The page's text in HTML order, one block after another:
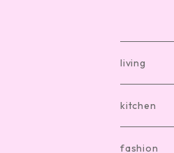
living
bath mat
room shoes
kitchen
dishware
fashion